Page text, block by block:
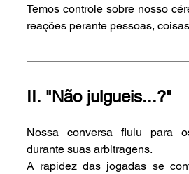
Temos controle sobre nosso
reações perante pessoas,
II. "Não julgueis...?"
Nossa conversa fluiu para
durante suas arbitragens.
A rapidez das jogadas se